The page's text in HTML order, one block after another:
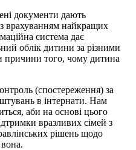
документи дають
врахуванням найкращих
система дає
облік дитини за різними
причини того, чому дитина
(спостереження) за
в інтернати. Нам
аби на основі цього
вразливих сімей з
рішень щодо